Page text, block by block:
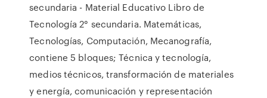
secundaria - Material Educativo Libro de
Tecnología 2° secundaria. Matemáticas,
Tecnologías, Computación, Mecanografía,
contiene 5 bloques; Técnica y tecnología,
medios técnicos, transformación de materiales
y energía, comunicación y representación